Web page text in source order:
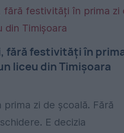
fără festivități în
liceu din Timișoara
zi de școală. Fără
E decizia